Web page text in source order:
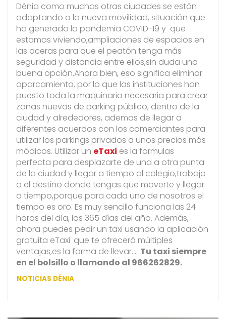
Dénia como muchas otras ciudades se están
adaptando a la nueva movilidad, situación que
ha generado la pandemia COVID-19 y que
estamos viviendo,ampliaciones de espacios en
las aceras para que el peatón tenga más
seguridad y distancia entre ellos,sin duda una
buena opción.Ahora bien, eso significa eliminar
aparcamiento, por lo que las instituciones han
puesto toda la maquinaria necesaria para crear
zonas nuevas de parking público, dentro de la
ciudad y alrededores, ademas de llegar a
diferentes acuerdos con los comerciantes para
utilizar los parkings privados a unos precios más
módicos. Utilizar un eTaxi es la formulas
perfecta para desplazarte de una a otra punta
de la ciudad y llegar a tiempo al colegio,trabajo
o el destino donde tengas que moverte y llegar
a tiempo,porque para cada uno de nosotros el
tiempo es oro. Es muy sencillo funciona las 24
horas del día, los 365 días del año. Además,
ahora puedes pedir un taxi usando la aplicación
gratuita eTaxi que te ofrecerá múltiples
ventajas,es la forma de llevar… Tu taxi siempre
en el bolsillo o llamando al 966262829.
NOTICIAS DÉNIA